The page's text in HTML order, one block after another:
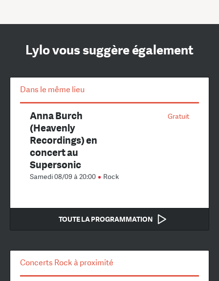
Lylo vous suggère également
Dans le même lieu
Gratuit
Anna Burch
(Heavenly
Recordings) en
concert au
Supersonic
Samedi 08/09 à 20:00 Rock
TOUTE LA PROGRAMMATION
Concerts Rock à proximité